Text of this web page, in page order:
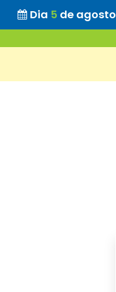
Dia 5 de agosto